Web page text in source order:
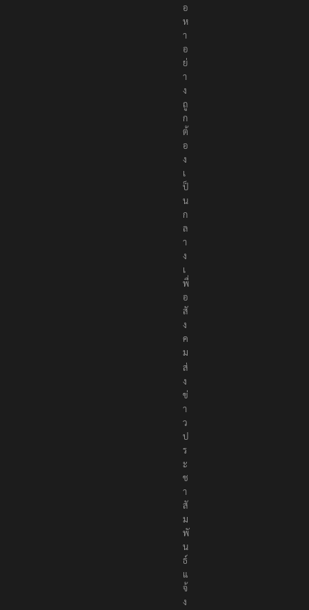
เ
นื้
อ
ห
า
อ
ย่
า
ง
ถู
ก
ต้
อ
ง
เ
ป็
น
ก
ล
า
ง
เ
พื่
อ
สั
ง
ค
ม
ส่
ง
ข่
า
ว
ป
ร
ะ
ช
า
สั
ม
พั
น
ธ์
แ